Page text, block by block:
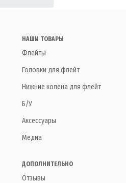
НАШИ ТОВАРЫ
Флейты
Головки для флейт
Нижние колена для флейт
Б/У
Аксессуары
Медиа
ДОПОЛНИТЕЛЬНО
Отзывы